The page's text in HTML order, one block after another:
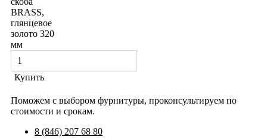
BRASS,
глянцевое
золото 320
мм
Купить
Поможем с выбором фурнитуры, проконсультируем по
стоимости и срокам.
8 (846) 207 68 80